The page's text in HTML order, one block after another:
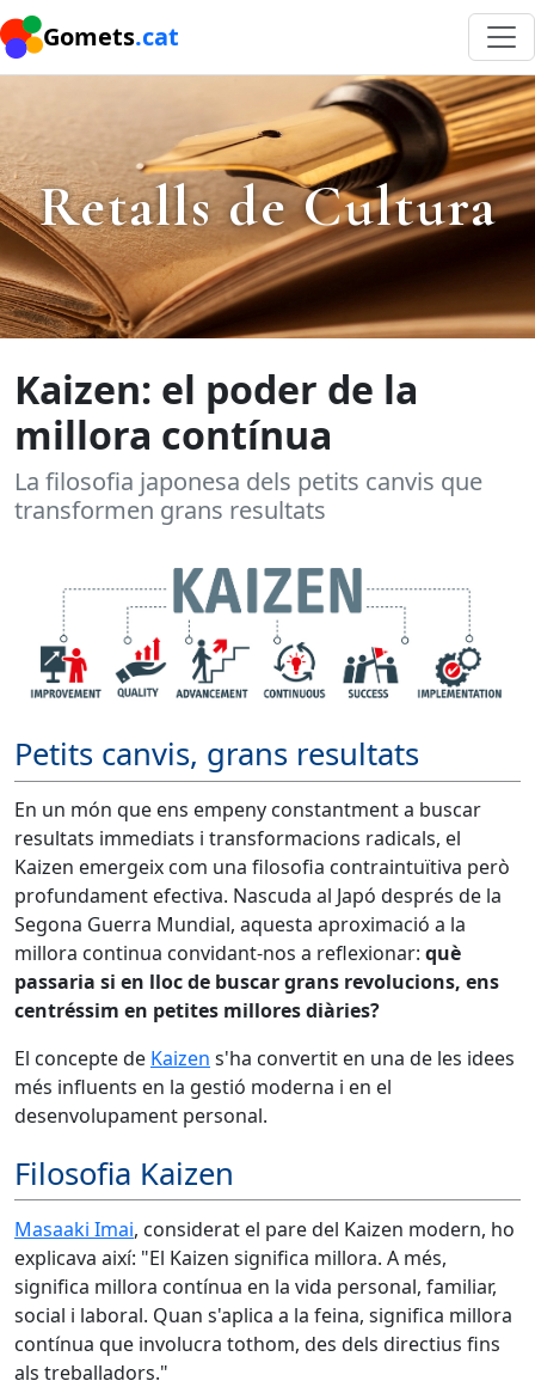
Gomets.cat
Retalls de Cultura
Kaizen: el poder de la
millora contínua
La filosofia japonesa dels petits canvis que
transformen grans resultats
Petits canvis, grans resultats
En un món que ens empeny constantment a buscar
resultats immediats i transformacions radicals, el
Kaizen emergeix com una filosofia contraintuïtiva però
profundament efectiva. Nascuda al Japó després de la
Segona Guerra Mundial, aquesta aproximació a la
millora continua convidant-nos a reflexionar: què
passaria si en lloc de buscar grans revolucions, ens
centréssim en petites millores diàries?
El concepte de Kaizen s'ha convertit en una de les idees
més influents en la gestió moderna i en el
desenvolupament personal.
Filosofia Kaizen
Masaaki Imai, considerat el pare del Kaizen modern, ho
explicava així: "El Kaizen significa millora. A més,
significa millora contínua en la vida personal, familiar,
social i laboral. Quan s'aplica a la feina, significa millora
contínua que involucra tothom, des dels directius fins
als treballadors."